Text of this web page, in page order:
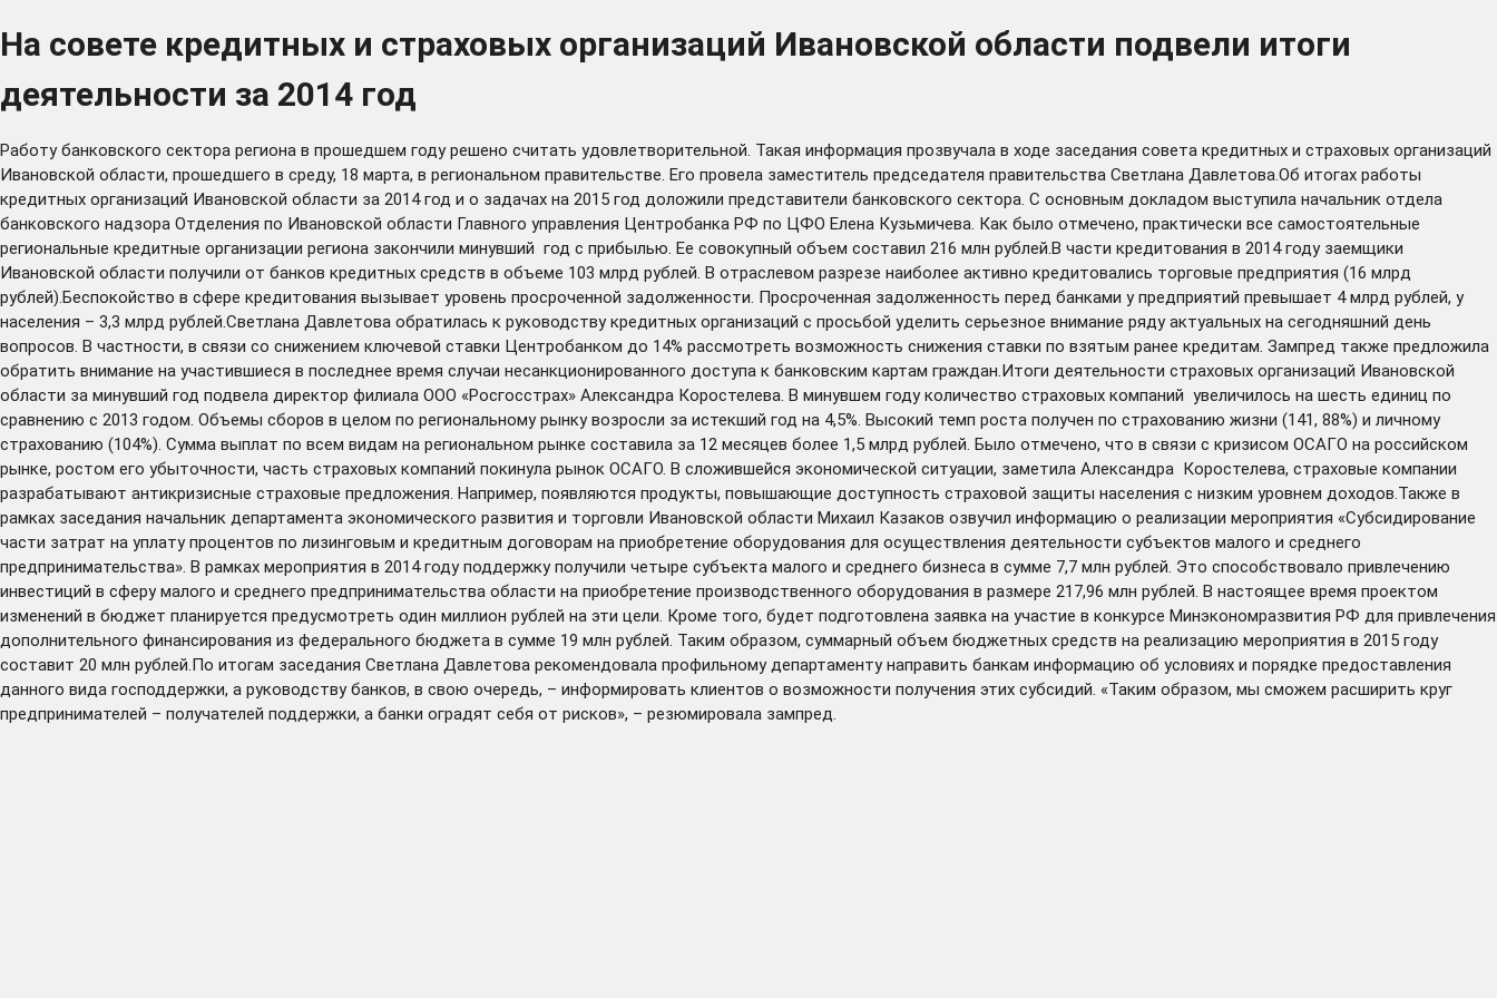
На совете кредитных и страховых организаций Ивановской области подвели итоги
деятельности за 2014 год
Работу банковского сектора региона в прошедшем году решено считать удовлетворительной. Такая информация прозвучала в ходе заседания совета кредитных и страховых организаций
Ивановской области, прошедшего в среду, 18 марта, в региональном правительстве. Его провела заместитель председателя правительства Светлана Давлетова.Об итогах работы
кредитных организаций Ивановской области за 2014 год и о задачах на 2015 год доложили представители банковского сектора. С основным докладом выступила начальник отдела
банковского надзора Отделения по Ивановской области Главного управления Центробанка РФ по ЦФО Елена Кузьмичева. Как было отмечено, практически все самостоятельные
региональные кредитные организации региона закончили минувший год с прибылью. Ее совокупный объем составил 216 млн рублей.В части кредитования в 2014 году заемщики
Ивановской области получили от банков кредитных средств в объеме 103 млрд рублей. В отраслевом разрезе наиболее активно кредитовались торговые предприятия (16 млрд
рублей).Беспокойство в сфере кредитования вызывает уровень просроченной задолженности. Просроченная задолженность перед банками у предприятий превышает 4 млрд рублей, у
населения – 3,3 млрд рублей.Светлана Давлетова обратилась к руководству кредитных организаций с просьбой уделить серьезное внимание ряду актуальных на сегодняшний день
вопросов. В частности, в связи со снижением ключевой ставки Центробанком до 14% рассмотреть возможность снижения ставки по взятым ранее кредитам. Зампред также предложила
обратить внимание на участившиеся в последнее время случаи несанкционированного доступа к банковским картам граждан.Итоги деятельности страховых организаций Ивановской
области за минувший год подвела директор филиала ООО «Росгосстрах» Александра Коростелева. В минувшем году количество страховых компаний увеличилось на шесть единиц по
сравнению с 2013 годом. Объемы сборов в целом по региональному рынку возросли за истекший год на 4,5%. Высокий темп роста получен по страхованию жизни (141, 88%) и личному
страхованию (104%). Сумма выплат по всем видам на региональном рынке составила за 12 месяцев более 1,5 млрд рублей. Было отмечено, что в связи с кризисом ОСАГО на российском
рынке, ростом его убыточности, часть страховых компаний покинула рынок ОСАГО. В сложившейся экономической ситуации, заметила Александра Коростелева, страховые компании
разрабатывают антикризисные страховые предложения. Например, появляются продукты, повышающие доступность страховой защиты населения с низким уровнем доходов.Также в
рамках заседания начальник департамента экономического развития и торговли Ивановской области Михаил Казаков озвучил информацию о реализации мероприятия «Субсидирование
части затрат на уплату процентов по лизинговым и кредитным договорам на приобретение оборудования для осуществления деятельности субъектов малого и среднего
предпринимательства». В рамках мероприятия в 2014 году поддержку получили четыре субъекта малого и среднего бизнеса в сумме 7,7 млн рублей. Это способствовало привлечению
инвестиций в сферу малого и среднего предпринимательства области на приобретение производственного оборудования в размере 217,96 млн рублей. В настоящее время проектом
изменений в бюджет планируется предусмотреть один миллион рублей на эти цели. Кроме того, будет подготовлена заявка на участие в конкурсе Минэкономразвития РФ для привлечения
дополнительного финансирования из федерального бюджета в сумме 19 млн рублей. Таким образом, суммарный объем бюджетных средств на реализацию мероприятия в 2015 году
составит 20 млн рублей.По итогам заседания Светлана Давлетова рекомендовала профильному департаменту направить банкам информацию об условиях и порядке предоставления
данного вида господдержки, а руководству банков, в свою очередь, – информировать клиентов о возможности получения этих субсидий. «Таким образом, мы сможем расширить круг
предпринимателей – получателей поддержки, а банки оградят себя от рисков», – резюмировала зампред.